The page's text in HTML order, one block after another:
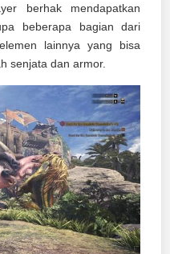
berhak mendapatkan
beberapa bagian dari
lainnya yang bisa
senjata dan armor.